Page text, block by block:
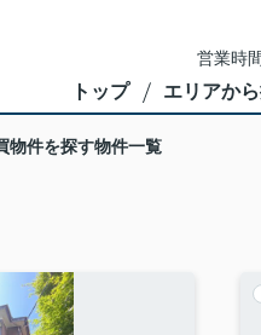
営業時
トップ エリアか
物件を探す物件一覧